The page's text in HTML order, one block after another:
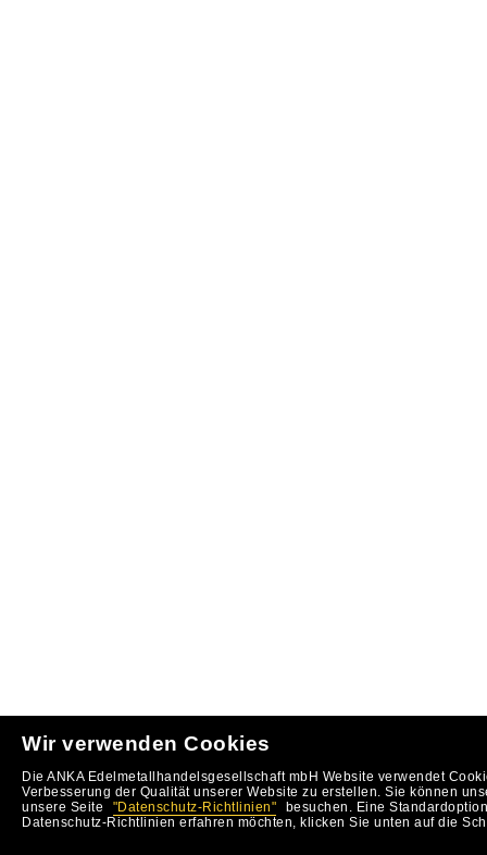
Wir verwenden Cookies
Die ANKA Edelmetallhandelsgesellschaft mbH Website verwendet
Verbesserung der Qualität unserer Website zu erstellen. Sie können
unsere Seite
"Datenschutz-Richtlinien"
besuchen. Eine
Datenschutz-Richtlinien erfahren möchten, klicken Sie unten auf die